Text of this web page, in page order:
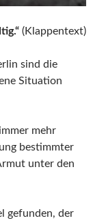
(Klappentext)
sind die
Situation
mehr
bestimmter
unter den
gefunden, der